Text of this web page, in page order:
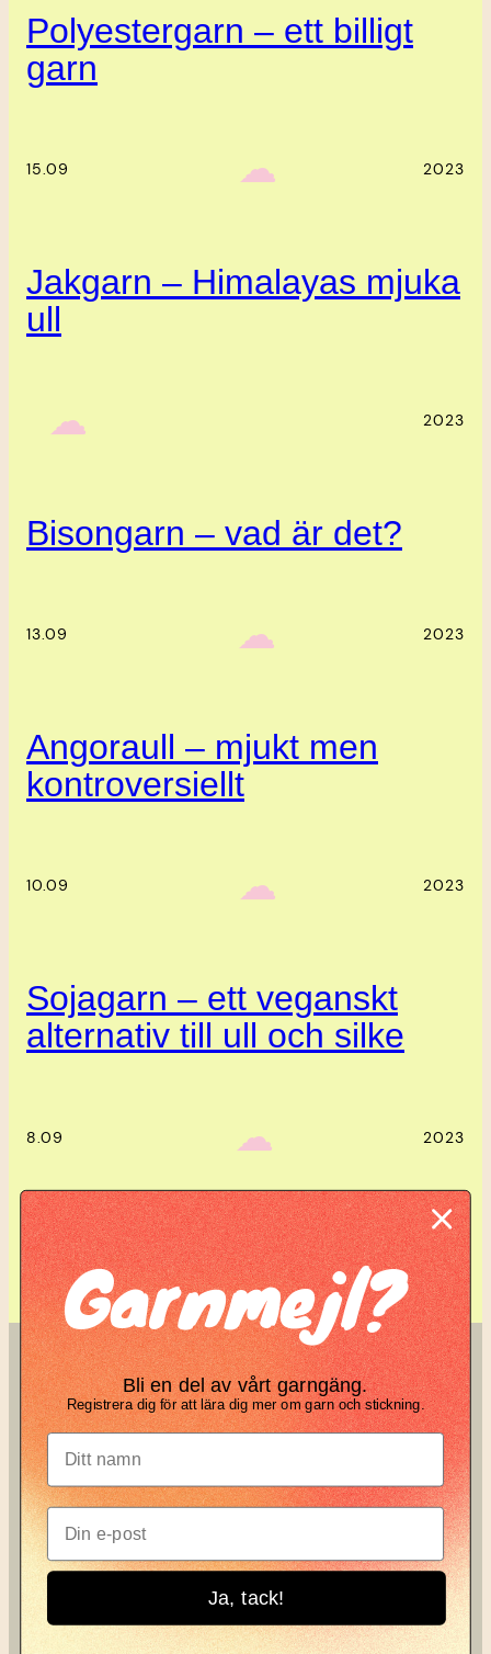
Polyestergarn – ett billigt
garn
15.09 ‎ ‎‎ ☁︎‎‎ 2023
Jakgarn – Himalayas mjuka
ull
‎ ‎‎ ☁︎‎‎ 2023
Bisongarn – vad är det?
13.09 ‎ ‎‎ ☁︎‎‎ 2023
Angoraull – mjukt men
kontroversiellt
10.09 ‎ ‎‎ ☁︎‎‎ 2023
Sojagarn – ett veganskt
alternativ till ull och silke
8.09 ‎ ‎‎ ☁︎‎‎ 2023
Komplett guide: Lär dig
tova din stickning
SÖK
Search
KNIT KNOT
Manifesto
Garnbrev
Garnmejl?
Bli en del av vårt garngäng.
Registrera dig för att lära dig mer om garn och stickning.
Ja, tack!